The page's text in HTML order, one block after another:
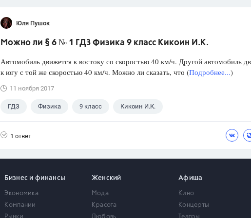
Юля Пушок
Можно ли § 6 № 1 ГДЗ Физика 9 класс Кикоин И.К.
Автомобиль движется к востоку со скоростью 40 км/ч. Другой автомобиль
к югу с той же скоростью 40 км/ч. Можно ли сказать, что (Подробнее...)
11 ноября 2017
ГДЗ Физика 9 класс Кикоин И.К.
1 ответ
Бизнес и финансы
Экономика
Компании
Женский
Мода
Красота
Афиша
Кино
Концерты